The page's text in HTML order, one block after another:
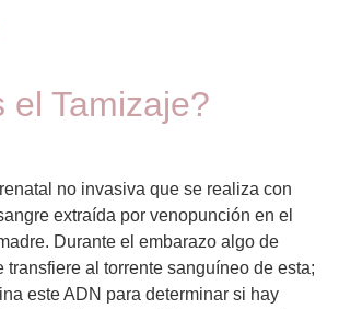
el Tamizaje?
no invasiva que se realiza con
extraída por venopunción en el
Durante el embarazo algo de
transfiere al torrente sanguíneo de esta;
este ADN para determinar si hay